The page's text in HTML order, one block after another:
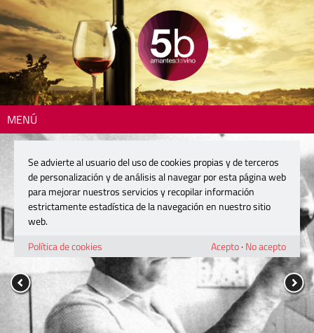
MENÚ
Se advierte al usuario del uso de cookies propias y de terceros
de personalización y de análisis al navegar por esta página web
para mejorar nuestros servicios y recopilar información
estrictamente estadística de la navegación en nuestro sitio
web.
Política de cookies
Acepto· No acepto